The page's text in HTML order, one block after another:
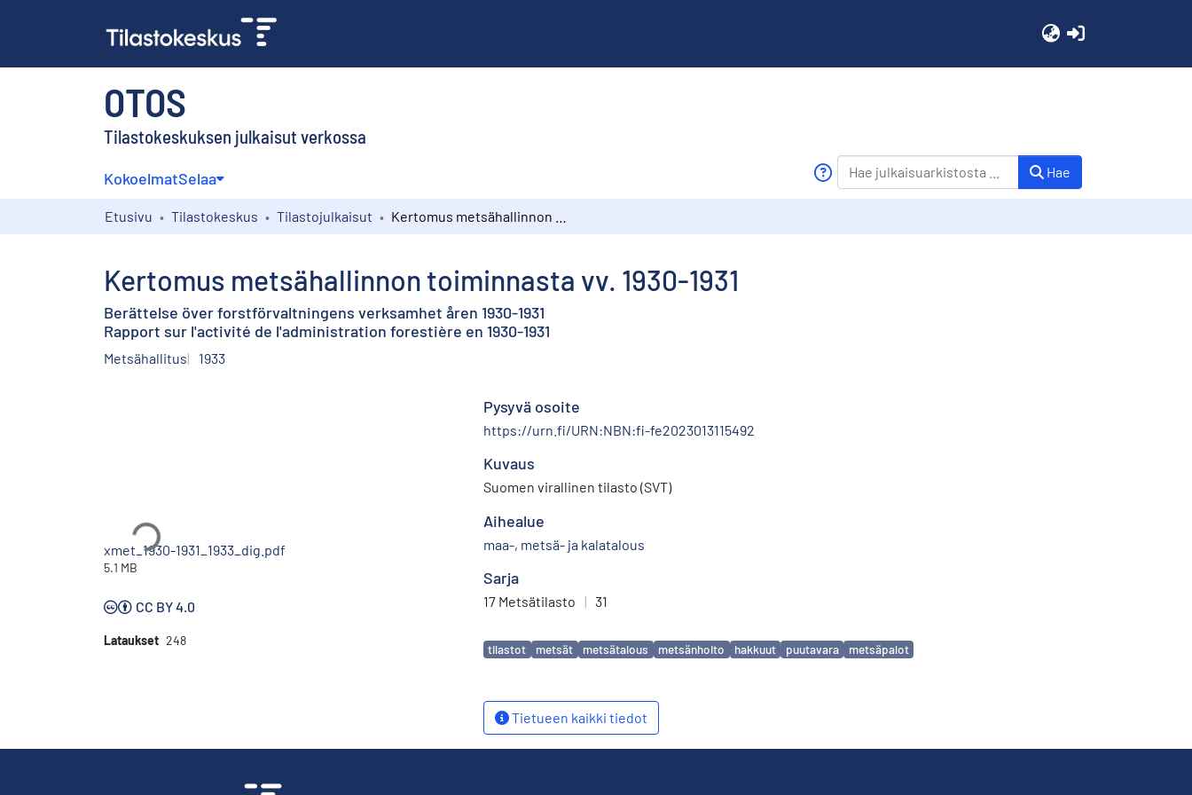
OTOS
Tilastokeskuksen julkaisut verkossa
KokoelmatSelaa Hae
Etusivu Tilastokeskus Tilastojulkaisut
Kertomus metsähallinnon toiminnasta vv. 1930-1931
Berättelse över forstförvaltningens verksamhet åren 1930-1931
Rapport sur l'activité de l'administration forestière en 1930-1931
Metsähallitus 1933
Ladataan...
xmet_1930-1931_1933_dig.pdf
5.1 MB
CC BY 4.0
Lataukset 248
Pysyvä osoite
https://urn.fi/URN:NBN:fi-fe2023013115492
Kuvaus
Suomen virallinen tilasto (SVT)
Aihealue
maa-, metsä- ja kalatalous
Sarja
17 Metsätilasto | 31
Avainsanat
tilastot metsät metsätalous metsänhoito hakkuut puutavara metsäpalot
Tietueen kaikki tiedot